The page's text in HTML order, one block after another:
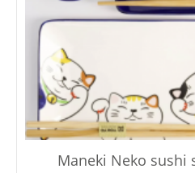
Maneki Neko sushi